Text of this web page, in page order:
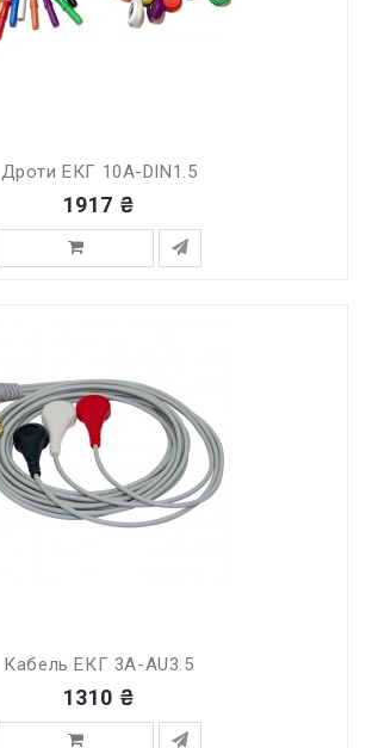
Дроти ЕКГ 10A-DIN1.5
1917 ₴
Кабель ЕКГ 3A-AU3.5
1310 ₴